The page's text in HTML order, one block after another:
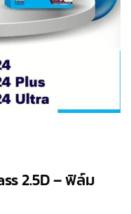
2.5D – ฟิล์ม